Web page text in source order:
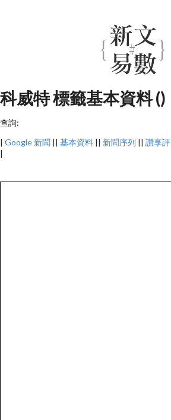
科威特 標籤基本資料 ()
查詢:
| Google 新聞 || 基本資料 || 新聞序列 || 讚享評
|